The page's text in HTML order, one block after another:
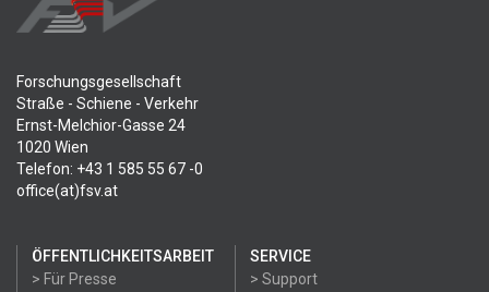
Forschungsgesellschaft
Straße - Schiene - Verkehr
Ernst-Melchior-Gasse 24
1020 Wien
Telefon: +43 1 585 55 67 -0
office(at)fsv.at
ÖFFENTLICHKEITSARBEIT
> Für Presse
SERVICE
> Support